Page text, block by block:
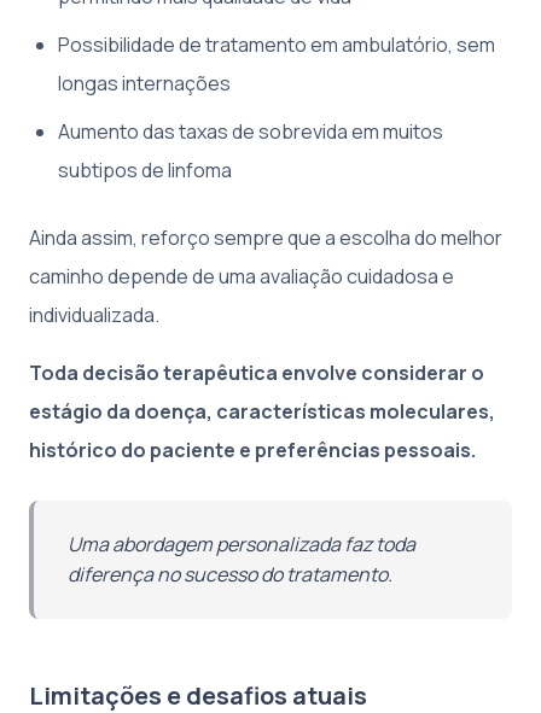
Possibilidade de tratamento em ambulatório, sem
longas internações
Aumento das taxas de sobrevida em muitos
subtipos de linfoma
Ainda assim, reforço sempre que a escolha do melhor
caminho depende de uma avaliação cuidadosa e
individualizada.
Toda decisão terapêutica envolve considerar o
estágio da doença, características moleculares,
histórico do paciente e preferências pessoais.
Uma abordagem personalizada faz toda
diferença no sucesso do tratamento.
Limitações e desafios atuais